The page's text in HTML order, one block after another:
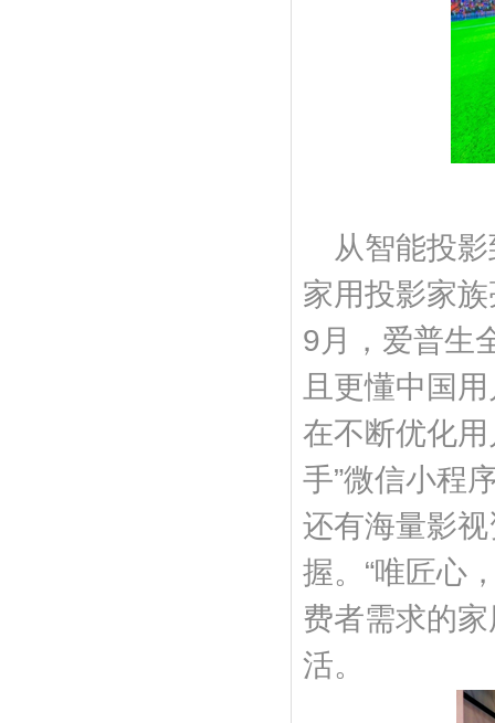
从智能投
家用投影家
9月，爱普生
且更懂中国
在不断优化
手”微信小程
还有海量影
握。“唯匠心
费者需求的
活。